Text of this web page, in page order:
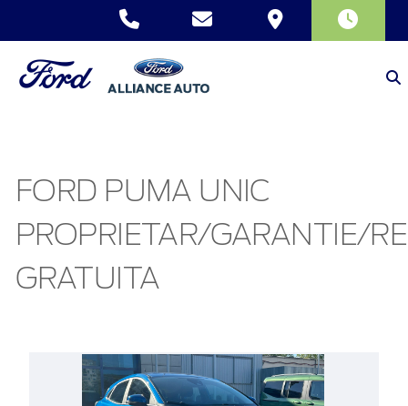
FORD PUMA UNIC
PROPRIETAR/GARANTIE/
GRATUITA